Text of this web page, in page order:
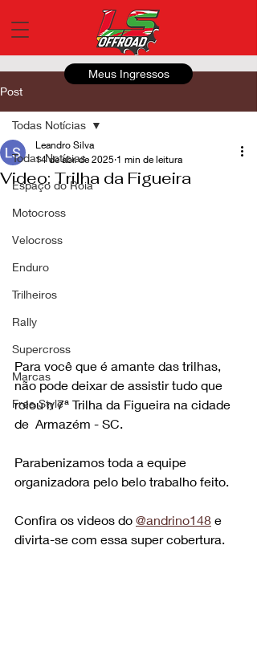
Meus Ingressos
Post
Todas Notícias
Espaço do Roia
Motocross
Velocross
Enduro
Trilheiros
Rally
Supercross
Marcas
Free Style
Todas Notícias
Video: Trilha da Figueira
Leandro Silva
14 de abr. de 2025 1 min de leitura
Para você que é amante das trilhas,
não pode deixar de assistir tudo que
rolou n 7ª Trilha da Figueira na cidade
de  Armazém - SC.
Parabenizamos toda a equipe
organizadora pelo belo trabalho feito.
Confira os videos do @andrino148 e
divirta-se com essa super cobertura.